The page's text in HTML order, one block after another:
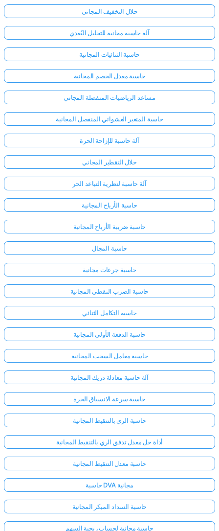
سجّل
الدخول
هنا!
الدعم:
حلال التخفيف المجاني
آلة حاسبة مجانية للتحليل البُعدي
حاسبة الثنائيات المجانية
حاسبة معدل الخصم المجانية
مساعد الرياضيات المنفصلة المجاني
حاسبة المتغير العشوائي المنفصل المجانية
آلة حاسبة للإزاحة الحرة
حلال التقطير المجاني
آلة حاسبة لنظرية التباعد الحر
حاسبة الأرباح المجانية
حاسبة ضريبة الأرباح المجانية
حاسبة المجال
حاسبة جرعات مجانية
حاسبة الضرب النقطي المجانية
حاسبة التكامل الثنائي
حاسبة الدفعة الأولى المجانية
حاسبة معامل السحب المجانية
آلة حاسبة معادلة دريك المجانية
حاسبة سرعة الانسياق الحرة
حاسبة الري بالتنقيط المجانية
أداة حل معدل تدفق الري بالتنقيط المجانية
حاسبة معدل التنقيط المجانية
حاسبة DVA مجانية
حاسبة السداد المبكر المجانية
حاسبة مجانية لحساب ربحية السهم